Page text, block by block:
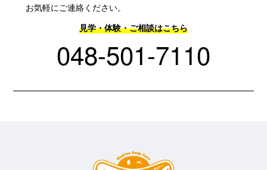
お気軽にご連絡ください。
見学・体験・ご相談はこちら
048-501-7110